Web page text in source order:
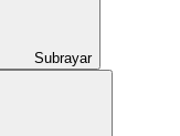
Subrayar